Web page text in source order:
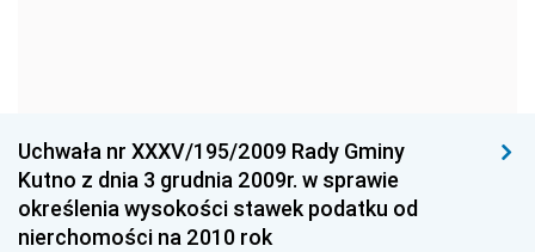
Konsumentów
Dziennik Urzędowy Ministra Pracy i Polityki
Społecznej
Uchwała nr XXXV/195/2009 Rady Gminy
Kutno z dnia 3 grudnia 2009r. w sprawie
określenia wysokości stawek podatku od
nierchomości na 2010 rok